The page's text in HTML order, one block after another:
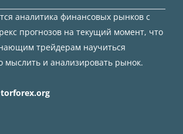
аналитика финансовых рынков с
прогнозов на текущий момент, что
трейдерам научиться
мыслить и анализировать рынок.